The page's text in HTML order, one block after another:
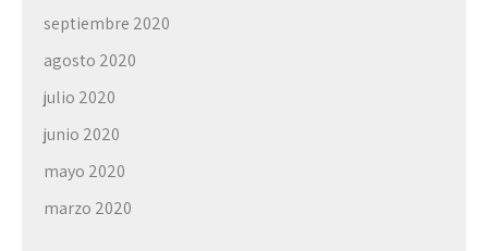
septiembre 2020
agosto 2020
julio 2020
junio 2020
mayo 2020
marzo 2020